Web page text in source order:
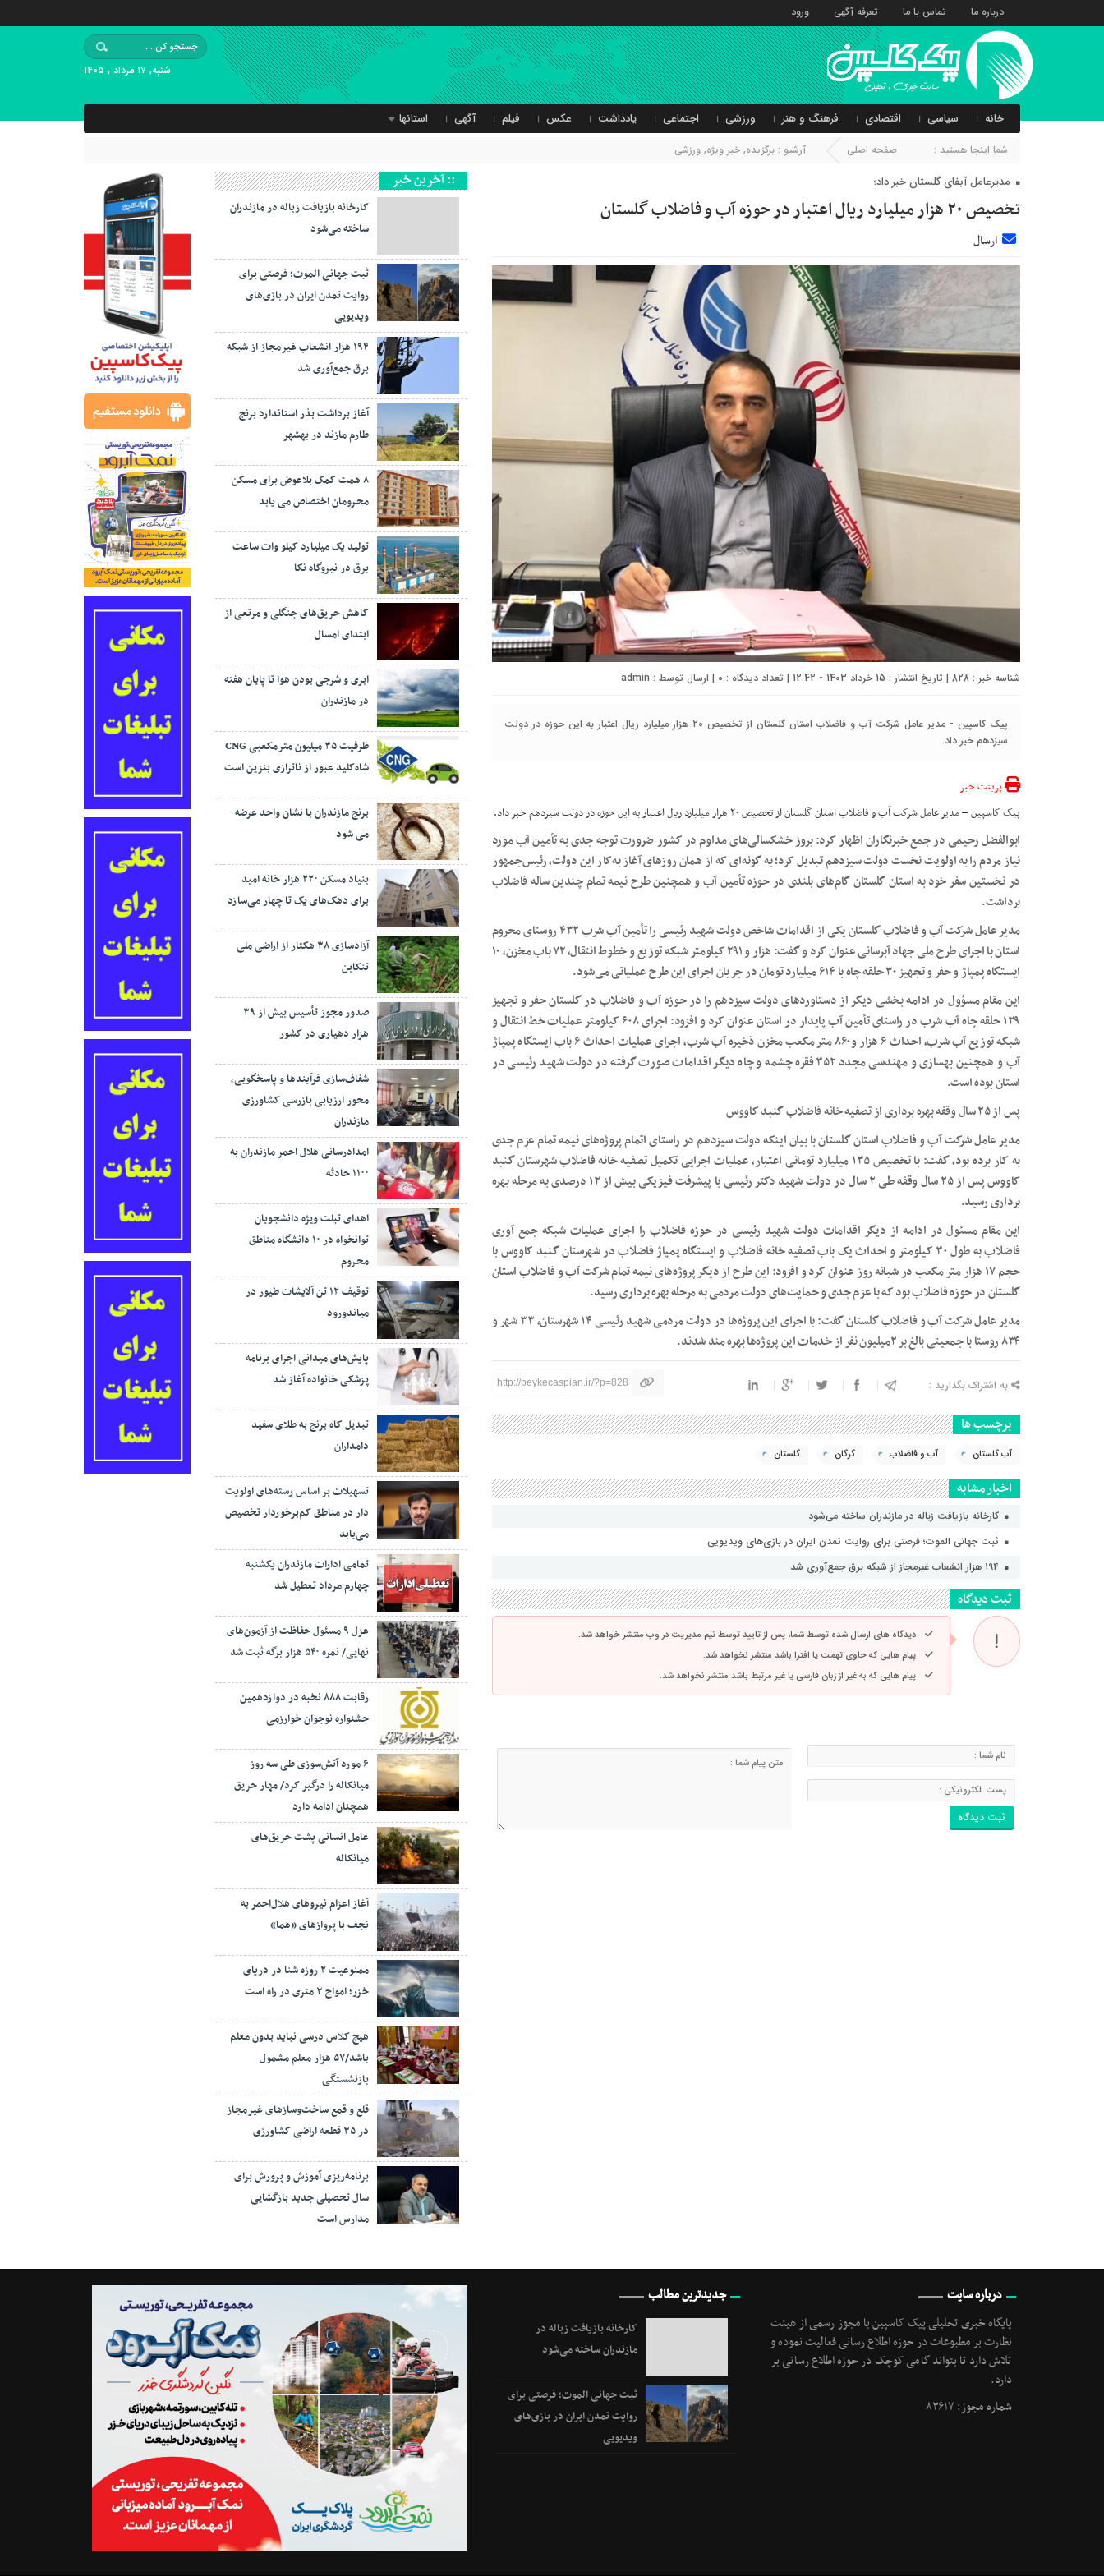
درباره ما تماس با ما تعرفه آگهی ورود
شنبه, ۱۷ مرداد , ۱۴۰۵
خانه سیاسی اقتصادی فرهنگ و هنر ورزشی اجتماعی یادداشت عکس فیلم آگهی استانها
شما اینجا هستید : صفحه اصلی آرشیو : برگزیده, خبر ویژه, ورزشی
مدیرعامل آبفای گلستان خبر داد؛
تخصیص ۲۰ هزار میلیارد ریال اعتبار در حوزه آب و فاضلاب گلستان
ارسال
شناسه خبر : 828 | تاریخ انتشار : 15 خرداد 1403 - 12:42 | تعداد دیدگاه : 0 | ارسال توسط : admin
پیک کاسپین - مدیر عامل شرکت آب و فاضلاب استان گلستان از تخصیص ۲۰ هزار میلیارد ریال اعتبار به این حوزه در دولت
سیزدهم خبر داد.
پرینت خبر
پیک کاسپین – مدیر عامل شرکت آب و فاضلاب استان گلستان از تخصیص ۲۰ هزار میلیارد ریال اعتبار به این حوزه در دولت سیزدهم خبر داد.
ابوالفضل رحیمی در جمع خبرنگاران اظهار کرد: بروز خشکسالی‌های مداوم در کشور ضرورت توجه جدی به تأمین آب مورد
نیاز مردم را به اولویت نخست دولت سیزدهم تبدیل کرد؛ به گونه‌ای که از همان روزهای آغاز به‌کار این دولت، رئیس‌جمهور
در نخستین سفر خود به استان گلستان گام‌های بلندی در حوزه تأمین آب و همچنین طرح نیمه تمام چندین ساله فاضلاب
برداشت.
مدیر عامل شرکت آب و فاضلاب گلستان یکی از اقدامات شاخص دولت شهید رئیسی را تأمین آب شرب ۴۳۲ روستای محروم
استان با اجرای طرح ملی جهاد آبرسانی عنوان کرد و گفت: هزار و ٢٩١ کیلومتر شبکه توزیع و خطوط انتقال، ٧٢ باب مخزن، ١٠
ایستگاه پمپاژ و حفر و تجهیز ٣٠ حلقه چاه با ۶١۴ میلیارد تومان در جریان اجرای این طرح عملیاتی می‌شود.
این مقام مسؤول در ادامه بخشی دیگر از دستاوردهای دولت سیزدهم را در حوزه آب و فاضلاب در گلستان حفر و تجهیز
۱۲۹ حلقه چاه آب شرب در راستای تأمین آب پایدار در استان عنوان کرد و افزود: اجرای ۶۰۸ کیلومتر عملیات خط انتقال و
شبکه توزیع آب شرب، احداث ۶ هزار و۸۶۰ متر مکعب مخزن ذخیره آب شرب، اجرای عملیات احداث ۶ باب ایستگاه پمپاژ
آب و همچنین بهسازی و مهندسی مجدد ۳۵۲ فقره چشمه و چاه دیگر اقدامات صورت گرفته در دولت شهید رئیسی در
استان بوده است.
پس از ۲۵ سال وقفه بهره برداری از تصفیه خانه فاضلاب گنبد کاووس
مدیر عامل شرکت آب و فاضلاب استان گلستان با بیان اینکه دولت سیزدهم در راستای اتمام پروژه‌های نیمه تمام عزم جدی
به کار برده بود، گفت: با تخصیص ۱۳۵ میلیارد تومانی اعتبار، عملیات اجرایی تکمیل تصفیه خانه فاضلاب شهرستان گنبد
کاووس پس از ۲۵ سال وقفه طی ۲ سال در دولت شهید دکتر رئیسی با پیشرفت فیزیکی بیش از ۱۲ درصدی به مرحله بهره
برداری رسید.
این مقام مسئول در ادامه از دیگر اقدامات دولت شهید رئیسی در حوزه فاضلاب را اجرای عملیات شبکه جمع آوری
فاضلاب به طول ۳۰ کیلومتر و احداث یک باب تصفیه خانه فاضلاب و ایستگاه پمپاژ فاضلاب در شهرستان گنبد کاووس با
حجم ۱۷ هزار متر مکعب در شبانه روز عنوان کرد و افزود: این طرح از دیگر پروژه‌های نیمه تمام شرکت آب و فاضلاب استان
گلستان در حوزه فاضلاب بود که با عزم جدی و حمایت‌های دولت مردمی به مرحله بهره برداری رسید.
مدیر عامل شرکت آب و فاضلاب گلستان گفت: با اجرای این پروژه‌ها در دولت مردمی شهید رئیسی ۱۴ شهرستان، ۳۳ شهر و
۸۳۴ روستا با جمعیتی بالغ بر ۲میلیون نفر از خدمات این پروژه‌ها بهره مند شدند.
به اشتراک بگذارید : http://peykecaspian.ir/?p=828
برچسب ها
آب گلستان آب و فاضلاب گرگان گلستان
اخبار مشابه
کارخانه بازیافت زباله در مازندران ساخته می‌شود
ثبت جهانی الموت؛ فرصتی برای روایت تمدن ایران در بازی‌های ویدیویی
۱۹۴ هزار انشعاب غیرمجاز از شبکه برق جمع‌آوری شد
ثبت دیدگاه
دیدگاه های ارسال شده توسط شما، پس از تایید توسط تیم مدیریت در وب منتشر خواهد شد.
پیام هایی که حاوی تهمت یا افترا باشد منتشر نخواهد شد.
پیام هایی که به غیر از زبان فارسی یا غیر مرتبط باشد منتشر نخواهد شد.
:: آخرین خبر
کارخانه بازیافت زباله در مازندران
ساخته می‌شود
ثبت جهانی الموت؛ فرصتی برای
روایت تمدن ایران در بازی‌های
ویدیویی
۱۹۴ هزار انشعاب غیرمجاز از شبکه
برق جمع‌آوری شد
آغاز برداشت بذر استاندارد برنج
طارم مازند در بهشهر
۸ همت کمک بلاعوض برای مسکن
محرومان اختصاص می یابد
تولید یک میلیارد کیلو وات ساعت
برق در نیروگاه نکا
کاهش حریق‌های جنگلی و مرتعی از
ابتدای امسال
ابری و شرجی بودن هوا تا پایان هفته
در مازندران
ظرفیت ۳۵ میلیون مترمکعبی CNG
شاه‌کلید عبور از ناترازی بنزین است
برنج مازندران با نشان واحد عرضه
می شود
بنیاد مسکن ۲۲۰ هزار خانه امید
برای دهک‌های یک تا چهار می‌سازد
آزادسازی ۳۸ هکتار از اراضی ملی
تنکابن
صدور مجوز تأسیس بیش از ۳۹
هزار دهیاری در کشور
شفاف‌سازی فرآیند‌ها و پاسخگویی،
محور ارزیابی بازرسی کشاورزی
مازندران
امدادرسانی هلال احمر مازندران به
۱۱۰۰ حادثه
اهدای تبلت ویژه دانشجویان
توانخواه در ۱۰ دانشگاه مناطق
محروم
توقیف ۱۲ تن آلایشات طیور در
میاندورود
پایش‌های میدانی اجرای برنامه
پزشکی خانواده آغاز شد
تبدیل کاه برنج به طلای سفید
دامداران
تسهیلات بر اساس رسته‌های اولویت
دار در مناطق کم‌برخوردار تخصیص
می‌یابد
تمامی ادارات مازندران یکشنبه
چهارم مرداد تعطیل شد
عزل ۹ مسئول حفاظت از آزمون‌های
نهایی/ نمره ۵۴۰ هزار برگه ثبت شد
رقابت ۸۸۸ نخبه در دوازدهمین
جشنواره نوجوان خوارزمی
۶ مورد آتش‌سوزی طی سه روز
میانکاله را درگیر کرد/ مهار حریق
همچنان ادامه دارد
عامل انسانی پشت حریق‌های
میانکاله
آغاز اعزام نیروهای هلال‌احمر به
نجف با پروازهای «هما»
ممنوعیت ۲ روزه شنا در دریای
خزر؛ امواج ۳ متری در راه است
هیچ کلاس درسی نباید بدون معلم
باشد/۵۷ هزار معلم مشمول
بازنشستگی
قلع و قمع ساخت‌وسازهای غیرمجاز
در ۳۵ قطعه اراضی کشاورزی
برنامه‌ریزی آموزش و پرورش برای
سال تحصیلی جدید بازگشایی
مدارس است
درباره سایت
پایگاه خبری تحلیلی پیک کاسپین با مجوز رسمی از هیئت
نظارت بر مطبوعات در حوزه اطلاع رسانی فعالیت نموده و
تلاش دارد تا بتواند گامی کوچک در حوزه اطلاع رسانی بر
دارد.
شماره مجوز: ۸۳۶۱۷
جدیدترین مطالب
کارخانه بازیافت زباله در
مازندران ساخته می‌شود
ثبت جهانی الموت؛ فرصتی برای
روایت تمدن ایران در بازی‌های
ویدیویی